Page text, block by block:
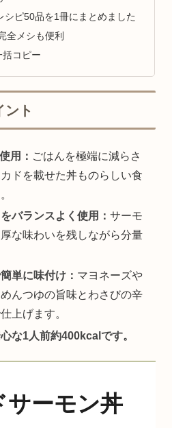
シピ50品を1冊にまとめました
全メシも便利
コピー
ント
用： ごはんを極端に減らさ
ドを載せた丼ものらしい食
バランスよく使用：サーモ
な味わいを残しながら分量
単に味付け： マヨネーズや
んつゆの旨味とわさびの辛
上げます。
な1人前約400kcalです。
サーモン丼